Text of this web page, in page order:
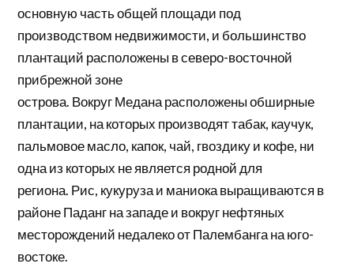
основную часть общей площади под
производством недвижимости, и большинство
плантаций расположены в северо-восточной
прибрежной зоне
острова. ВокругМеданарасположены обширные
плантации, на которых производят табак, каучук,
пальмовое масло, капок, чай, гвоздику и кофе, ни
одна из которых не является родной для
региона. Рис, кукуруза и маниока выращиваются в
районеПадангна западе и вокруг нефтяных
месторождений недалеко отПалембангана юго-
востоке.